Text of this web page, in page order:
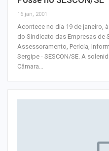
16 jan, 2001
Acontece no dia 19 de janeiro,
do Sindicato das Empresas de
Assessoramento, Perícia,
Sergipe - SESCON/SE. A
Câmara